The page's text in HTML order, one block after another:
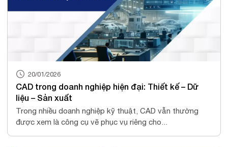
20/01/2026
CAD trong doanh nghiệp hiện đại: Thiết kế – Dữ
liệu – Sản xuất
Trong nhiều doanh nghiệp kỹ thuật, CAD vẫn thường
được xem là công cụ vẽ phục vụ riêng cho...